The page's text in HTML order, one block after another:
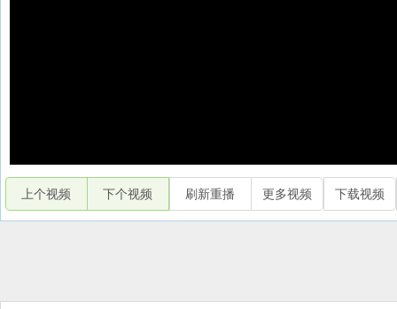
上个视频 下个视频 刷新重播 更多视频 下载视频